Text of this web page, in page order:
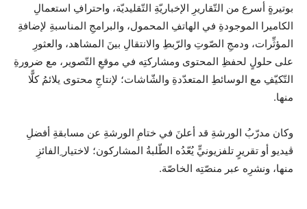
بوتيرةٍ أسرع من التّقاريرِ الإخباريّةِ التّقليديّة، واحترافِ استعمالِ
الكاميرا الموجودةِ في الهاتفِ المحمول، والبرامجِ المناسبةِ لإضافةِ
المؤثِّرات، ودمجِ الصّوتِ والرّبطِ والانتقالِ بينَ المشاهد، والعثورِ
على حلولٍ لحفظِ المحتوى ومشاركتِه في موقعِ التّصوير، مع ضرورةِ
التّكيّفِ مع الوسائطِ المتعدّدةِ والشّاشات؛ لإنتاجِ محتوى يلائمُ كلًّا
منها.
وكان مدرّبُ الورشةِ قد أعلنَ في ختامِ الورشةِ عن مسابقةِ أفضلِ
ڤيديو أو تقريرٍ تلفزيونيٍّ يُعّدُه الطّلبةُ المشاركون؛ لاختيار ِالفائزِ
منها، ونشرِه عبر منصّتِه الخاصّة.